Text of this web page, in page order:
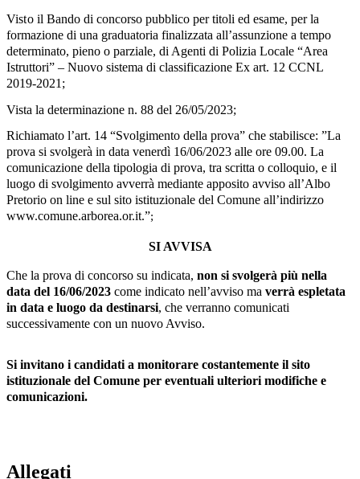
Visto ilBando di concorso pubblico per titoli ed esame, per la
formazione di una graduatoria finalizzata all’assunzione a tempo
determinato, pieno o parziale, di Agenti di Polizia Locale “Area
Istruttori” – Nuovo sistema di classificazione Ex art. 12 CCNL
2019-2021;
Vista la determinazione n. 88 del 26/05/2023;
Richiamato l’art. 14 “Svolgimento della prova” che stabilisce: ”La
prova si svolgerà in data venerdì 16/06/2023 alle ore 09.00. La
comunicazione della tipologia di prova, tra scritta o colloquio, e il
luogo di svolgimento avverrà mediante apposito avviso all’Albo
Pretorio on line e sul sito istituzionale del Comune all’indirizzo
www.comune.arborea.or.it.”;
SI AVVISA
Che la prova di concorso su indicata, non si svolgerà più nella
data del 16/06/2023 come indicato nell’avviso ma verrà espletata
in data e luogo da destinarsi, che verranno comunicati
successivamente con un nuovo Avviso.
Si invitano i candidati a monitorare costantemente il sito
istituzionale del Comune per eventuali ulteriori modifiche e
comunicazioni.
Allegati